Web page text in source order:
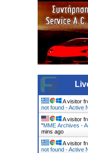
A visitor
not found - Active
A visitor
"ΜΜΕ Archives -
mins ago
A visitor
not found - Active